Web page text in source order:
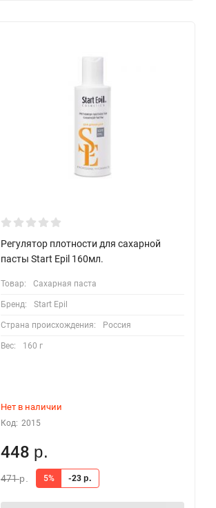
Регулятор плотности для сахарной
пасты Start Epil 160мл.
Товар: Сахарная паста
Бренд: Start Epil
Страна происхождения: Россия
Вес: 160 г
Нет в наличии
Код: 2015
448 р.
471р. 5% -23 р.